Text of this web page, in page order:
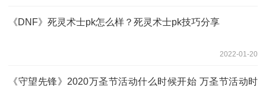
《DNF》死灵术士pk怎么样？死灵术士pk技巧分享
2022-01-20
《守望先锋》2020万圣节活动什么时候开始 万圣节活动时